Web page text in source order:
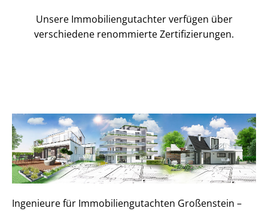
Unsere Immobilien­gutachter verfügen über
verschiedene renommierte Zer­ti­fi­zie­run­gen.
Ingenieure für Im­mo­bi­li­en­gut­ach­ten Großenstein –